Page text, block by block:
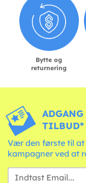
Bytte og
returnering
TILBUD*
Vær den første til
kampagner ved at